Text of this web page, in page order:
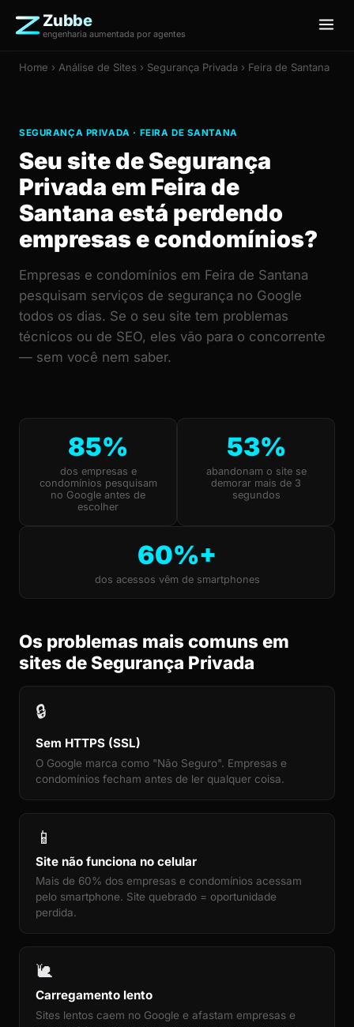
Zubbe
engenharia aumentada por agentes
Home › Análise de Sites › Segurança Privada › Feira de Santana
SEGURANÇA PRIVADA · FEIRA DE SANTANA
Seu site de Segurança
Privada em Feira de
Santana está perdendo
empresas e condomínios?
Empresas e condomínios em Feira de Santana
pesquisam serviços de segurança no Google
todos os dias. Se o seu site tem problemas
técnicos ou de SEO, eles vão para o concorrente
— sem você nem saber.
85%
dos empresas e
condomínios pesquisam
no Google antes de
escolher
53%
abandonam o site se
demorar mais de 3
segundos
60%+
dos acessos vêm de smartphones
Os problemas mais comuns em
sites de Segurança Privada
🔒
Sem HTTPS (SSL)
O Google marca como "Não Seguro". Empresas e
condomínios fecham antes de ler qualquer coisa.
📱
Site não funciona no celular
Mais de 60% dos empresas e condomínios acessam
pelo smartphone. Site quebrado = oportunidade
perdida.
🐌
Carregamento lento
Sites lentos caem no Google e afastam empresas e